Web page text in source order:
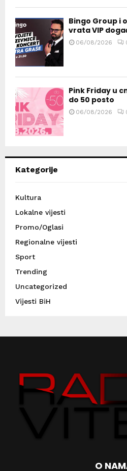
Bingo Group i
vrata VIP
06/08/2026
Pink Friday u
do 50 posto
06/08/2026
Kategorije
Kultura
Lokalne vijesti
Promo/Oglasi
Regionalne vijesti
Sport
Trending
Uncategorized
Vijesti BiH
O